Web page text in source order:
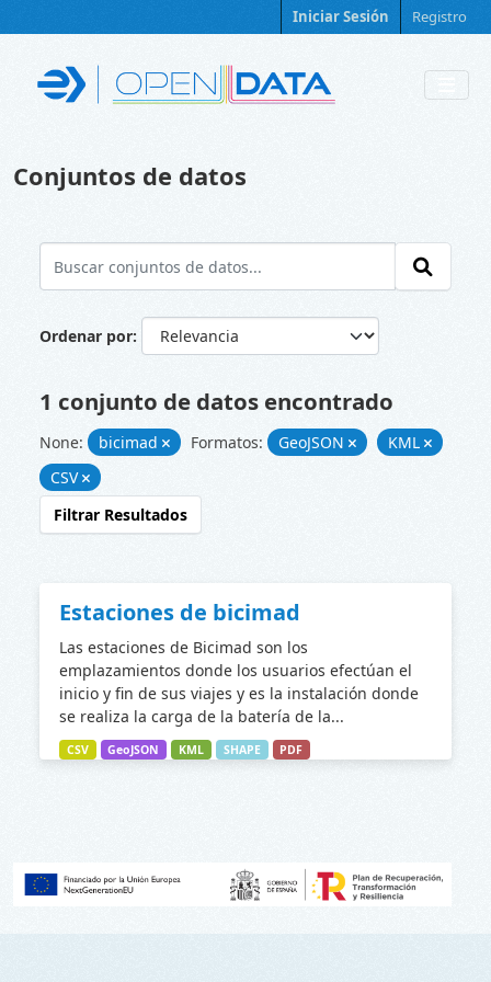
Iniciar Sesión Registro
Conjuntos de datos
Ordenar por
1 conjunto de datos encontrado
None: bicimad Formatos: GeoJSON
KML
CSV
Filtrar Resultados
Estaciones de bicimad
Las estaciones de Bicimad son los
emplazamientos donde los usuarios efectúan el
inicio y fin de sus viajes y es la instalación donde
se realiza la carga de la batería de la...
CSV GeoJSON KML SHAPE PDF